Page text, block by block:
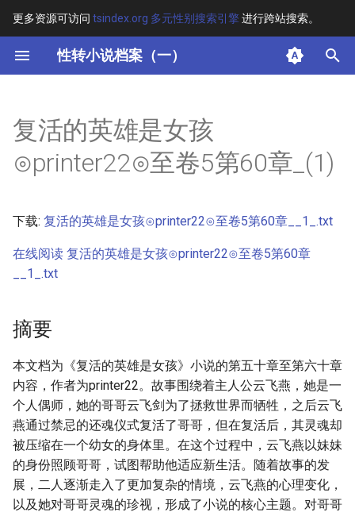
更多资源可访问 tsindex.org 多元性别搜索引擎进行跨站搜索。
性转小说档案（一）
键
开
始
索
其他信息 [Processed Page
Metadata]
复活的英雄是女孩
⊙printer22⊙至卷5第60章_(1)
下载: 复活的英雄是女孩⊙printer22⊙至卷5第60章__1_.txt
在线阅读 复活的英雄是女孩⊙printer22⊙至卷5第60章
__1_.txt
摘要
本文档为《复活的英雄是女孩》小说的第五十章至第六十章
内容，作者为printer22。故事围绕着主人公云飞燕，她是一
个人偶师，她的哥哥云飞剑为了拯救世界而牺牲，之后云飞
燕通过禁忌的还魂仪式复活了哥哥，但在复活后，其灵魂却
被压缩在一个幼女的身体里。在这个过程中，云飞燕以妹妹
的身份照顾哥哥，试图帮助他适应新生活。随着故事的发
展，二人逐渐走入了更加复杂的情境，云飞燕的心理变化，
以及她对哥哥灵魂的珍视，形成了小说的核心主题。对哥哥